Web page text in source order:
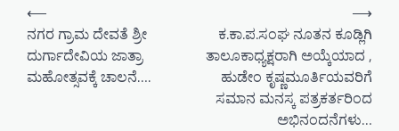
⟵
ನಗರ ಗ್ರಾಮ ದೇವತೆ ಶ್ರೀ
ದುರ್ಗಾದೇವಿಯ ಜಾತ್ರಾ
ಮಹೋತ್ಸವಕ್ಕೆ ಚಾಲನೆ….
ಕ.ಕಾ.ಪ.ಸಂಘ ನೂತನ ಕೂಡ್ಲಿಗಿ
ತಾಲೂಕಾಧ್ಯಕ್ಷರಾಗಿ ಅಯ್ಕೆಯಾದ ,
ಹುಡೇಂ ಕೃಷ್ಣಮೂರ್ತಿಯವರಿಗೆ
ಸಮಾನ ಮನಸ್ಕ ಪತ್ರಕರ್ತರಿಂದ
ಅಭಿನಂದನೆಗಳು…
⟶